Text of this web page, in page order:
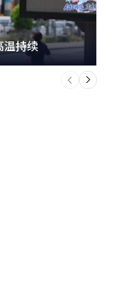
温持续
下
一
个